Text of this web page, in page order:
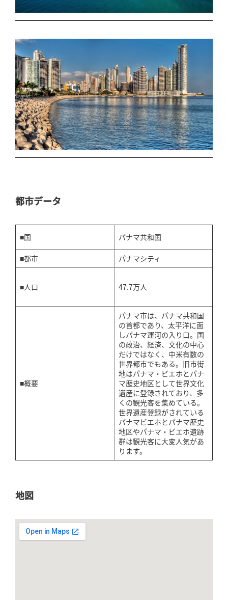
都市データ
■国 パナマ共和国
■都市 パナマシティ
■人口 47.7万人
■概要
パナマ市は、パナマ共和国
の首都であり、太平洋に面
しパナマ運河の入り口。国
の政治、経済、文化の中心
だけではなく、中米有数の
世界都市でもある。旧市街
地はパナマ・ビエホとパナ
マ歴史地区として世界文化
遺産に登録されており、多
くの観光客を集めている。
世界遺産登録がされている
パナマビエホとパナマ歴史
地区やパナマ・ビエホ遺跡
群は観光客に大変人気があ
ります。
地図